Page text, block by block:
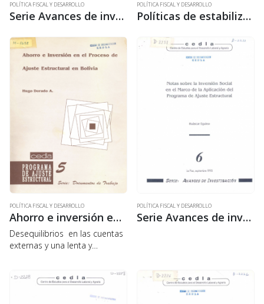
POLÍTICA FISCAL Y DESARROLLO
Serie Avances de investigación 7: Evaluación del comportamiento de los ingresos laborales urbanos en el marco del ajuste estructural
POLÍTICA FISCAL Y DESARROLLO
Políticas de estabilización y reformas del estado en el programa de ajuste boliviano
POLÍTICA FISCAL Y DESARROLLO
Ahorro e inversión en el proceso de ajuste estructural en Bolivia
Desequilibrios en las cuentas
externas y una lenta y
inversiones privadas locales y
de los capitales externos que
frenaron el requerido ritmo
POLÍTICA FISCAL Y DESARROLLO
Serie Avances de investigación 6: Notas sobre la inversión social en el marco de la aplicación del programa de ajuste estructural